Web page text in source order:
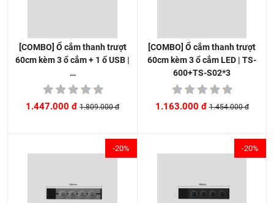
[COMBO] Ổ cắm thanh trượt
60cm kèm 3 ổ cắm + 1 ổ USB |
…
1.447.000 đ 1.809.000 đ
[COMBO] Ổ cắm thanh trượt
60cm kèm 3 ổ cắm LED | TS-
600+TS-S02*3
1.163.000 đ 1.454.000 đ
-20% -20%